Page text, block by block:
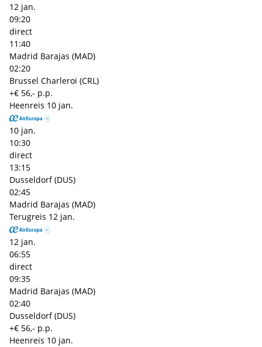
12 jan.
09:20
direct
11:40
Madrid Barajas (MAD)
02:20
Brussel Charleroi (CRL)
+€ 56,- p.p.
Heenreis 10 jan.
10 jan.
10:30
direct
13:15
Dusseldorf (DUS)
02:45
Madrid Barajas (MAD)
Terugreis 12 jan.
12 jan.
06:55
direct
09:35
Madrid Barajas (MAD)
02:40
Dusseldorf (DUS)
+€ 56,- p.p.
Heenreis 10 jan.